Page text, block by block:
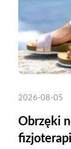
2026-08-05
Obrzęki